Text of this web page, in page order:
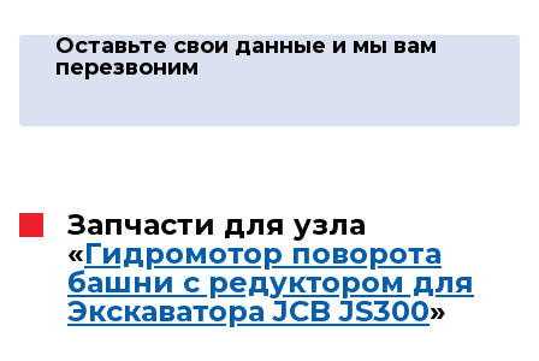
Оставьте свои данные и мы вам
перезвоним
Запчасти для узла
«Гидромотор поворота
башни с редуктором для
Экскаватора JCB JS300»